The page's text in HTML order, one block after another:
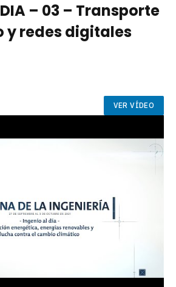
DIA – 03 – Transporte
y redes digitales
VER VÍDEO